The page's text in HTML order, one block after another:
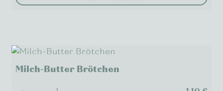
Milch-Butter Brötchen